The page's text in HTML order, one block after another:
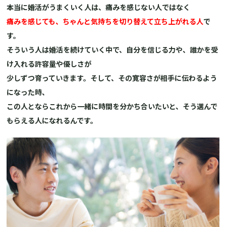
本当に婚活がうまくいく人は、痛みを感じない人ではなく
痛みを感じても、ちゃんと気持ちを切り替えて立ち上がれる人で
す。
そういう人は婚活を続けていく中で、自分を信じる力や、誰かを受
け入れる許容量や優しさが
少しずつ育っていきます。そして、その寛容さが相手に伝わるよう
になった時、
この人とならこれから一緒に時間を分かち合いたいと、そう選んで
もらえる人になれるんです。